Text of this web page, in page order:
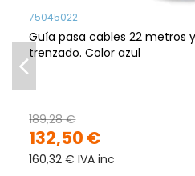
75045022
Guía pasa cables 22 metros
trenzado. Color azul
132,50 €
189,28 €
160,32 € IVA inc